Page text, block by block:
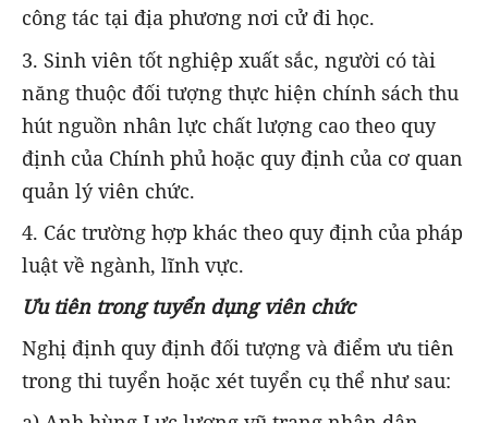
công tác tại địa phương nơi cử đi học.
3. Sinh viên tốt nghiệp xuất sắc, người có tài
năng thuộc đối tượng thực hiện chính sách thu
hút nguồn nhân lực chất lượng cao theo quy
định của Chính phủ hoặc quy định của cơ quan
quản lý viên chức.
4. Các trường hợp khác theo quy định của pháp
luật về ngành, lĩnh vực.
Ưu tiên trong tuyển dụng viên chức
Nghị định quy định đối tượng và điểm ưu tiên
trong thi tuyển hoặc xét tuyển cụ thể như sau: